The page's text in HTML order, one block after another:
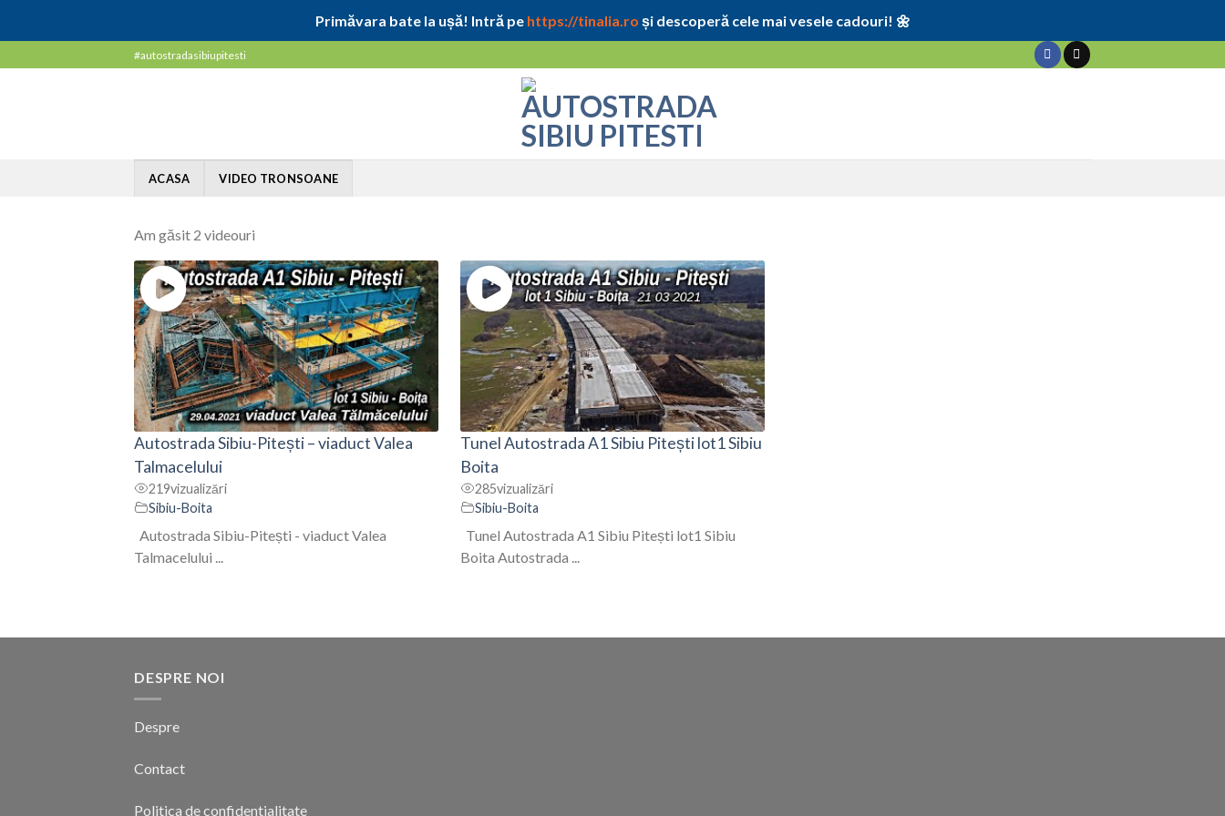
Primăvara bate la ușă! Intră pe https://tinalia.ro și descoperă cele mai vesele cadouri! 🌼
to
#autostradasibiupitesti
ACASA VIDEO TRONSOANE
Am găsit 2 videouri
Autostrada Sibiu-Pitești – viaduct Valea
Talmacelului
219vizualizări
Sibiu-Boita
Autostrada Sibiu-Pitești - viaduct Valea
Talmacelului ...
Tunel Autostrada A1 Sibiu Pitești lot1 Sibiu
Boita
285vizualizări
Sibiu-Boita
Tunel Autostrada A1 Sibiu Pitești lot1 Sibiu
Boita Autostrada ...
DESPRE NOI
Despre
Contact
Politica de confidentialitate